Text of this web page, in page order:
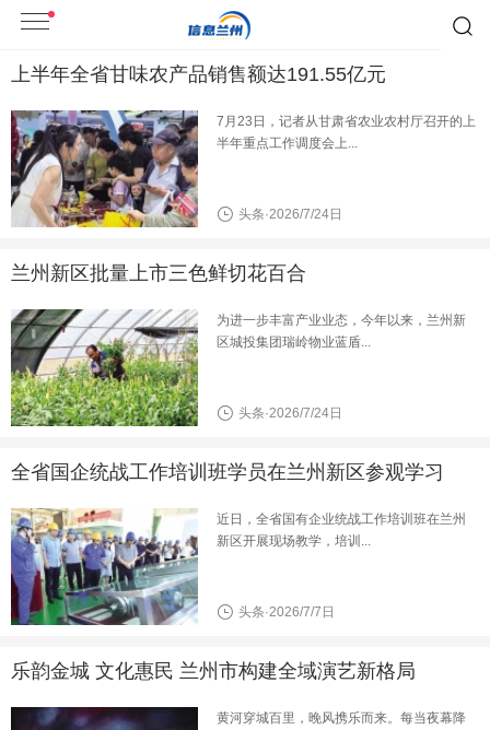
上半年全省甘味农产品销售额达191.55亿元
7月23日，记者从甘肃省农业农村厅召开的上
半年重点工作调度会上...
头条·2026/7/24日
兰州新区批量上市三色鲜切花百合
为进一步丰富产业业态，今年以来，兰州新
区城投集团瑞岭物业蓝盾...
头条·2026/7/24日
全省国企统战工作培训班学员在兰州新区参观学习
近日，全省国有企业统战工作培训班在兰州
新区开展现场教学，培训...
头条·2026/7/7日
乐韵金城 文化惠民 兰州市构建全域演艺新格局
黄河穿城百里，晚风携乐而来。每当夜幕降